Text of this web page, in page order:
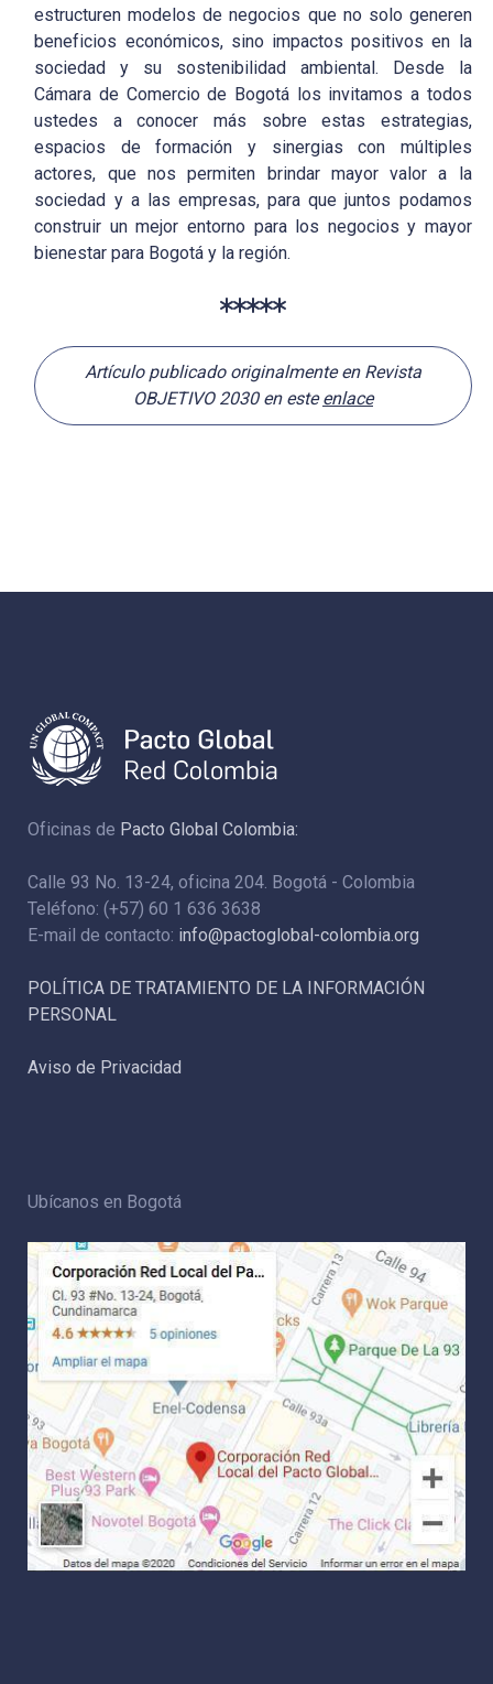
estructuren modelos de negocios que no solo generen
beneficios económicos, sino impactos positivos en la
sociedad y su sostenibilidad ambiental. Desde la
Cámara de Comercio de Bogotá los invitamos a todos
ustedes a conocer más sobre estas estrategias,
espacios de formación y sinergias con múltiples
actores, que nos permiten brindar mayor valor a la
sociedad y a las empresas, para que juntos podamos
construir un mejor entorno para los negocios y mayor
bienestar para Bogotá y la región.
Artículo publicado originalmente en Revista
OBJETIVO 2030 en esteenlace
Oficinas de Pacto Global Colombia:
Calle 93 No. 13-24, oficina 204. Bogotá - Colombia
Teléfono: (+57) 60 1 636 3638
E-mail de contacto: info@pactoglobal-colombia.org
POLÍTICA DE TRATAMIENTO DE LA INFORMACIÓN
PERSONAL
Aviso de Privacidad
Ubícanos en Bogotá